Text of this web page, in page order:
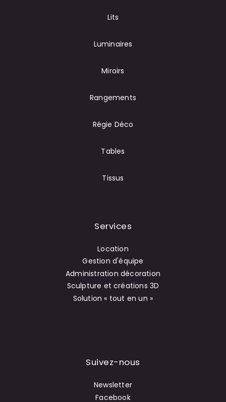
Lits
Luminaires
Miroirs
Rangements
Régie Déco
Tables
Tissus
Services
Location
Gestion d'équipe
Administration décoration
Sculpture et créations 3D
Solution « tout en un »
Suivez-nous
Newsletter
Facebook